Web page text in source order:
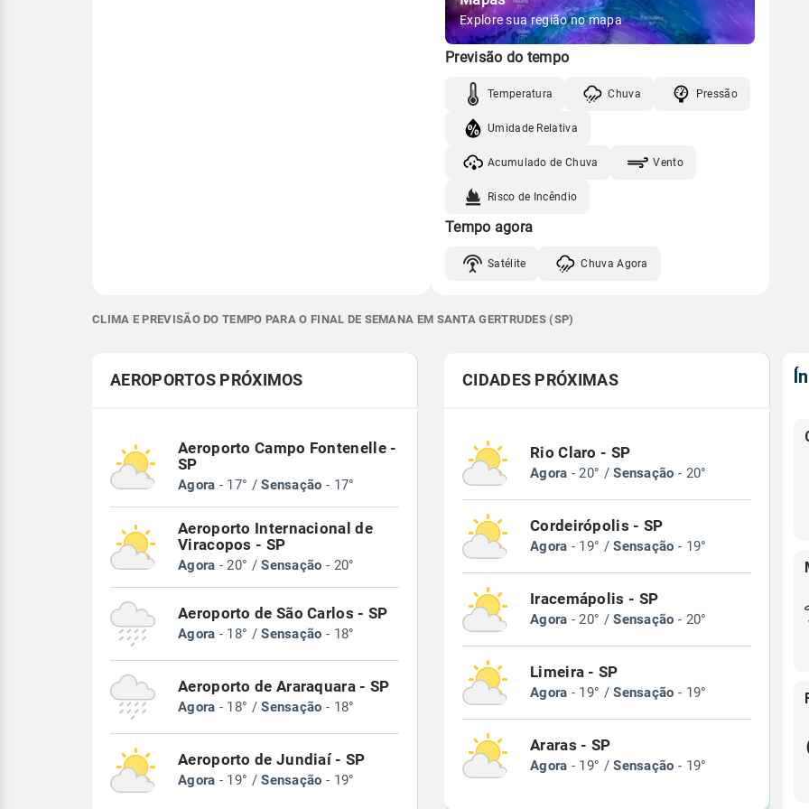
Explore sua região no mapa
Previsão do tempo
Temperatura Chuva Pressão
Umidade Relativa
Acumulado de Chuva Vento
Risco de Incêndio
Tempo agora
Satélite Chuva Agora
CLIMA E PREVISÃO DO TEMPO PARA O FINAL DE SEMANA EM SANTA GERTRUDES (SP)
AEROPORTOS PRÓXIMOS
Aeroporto Campo Fontenelle -
SP
Agora - 17° /Sensação - 17°
Aeroporto Internacional de
Viracopos - SP
Agora - 20° /Sensação - 20°
Aeroporto de São Carlos - SP
Agora - 18° /Sensação - 18°
Aeroporto de Araraquara - SP
Agora - 18° /Sensação - 18°
Aeroporto de Jundiaí - SP
Agora - 19° /Sensação - 19°
CIDADES PRÓXIMAS
Rio Claro - SP
Agora - 20° /Sensação - 20°
Cordeirópolis - SP
Agora - 19° /Sensação - 19°
Iracemápolis - SP
Agora - 20° /Sensação - 20°
Limeira - SP
Agora - 19° /Sensação - 19°
Araras - SP
Agora - 19° /Sensação - 19°